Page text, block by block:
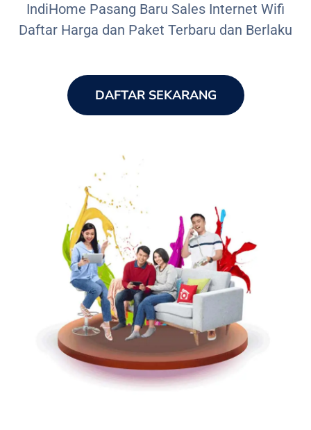
IndiHome Pasang Baru Sales Internet Wifi
Daftar Harga dan Paket Terbaru dan Berlaku
DAFTAR SEKARANG